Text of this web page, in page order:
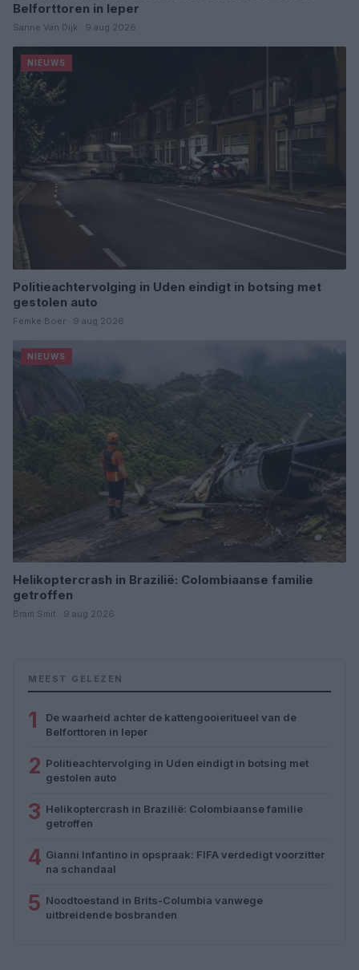
Belforttoren in Ieper
Sanne Van Dijk · 9 aug 2026
NIEUWS
Politieachtervolging in Uden eindigt in botsing met
gestolen auto
Femke Boer · 9 aug 2026
NIEUWS
Helikoptercrash in Brazilië: Colombiaanse familie
getroffen
Bram Smit · 9 aug 2026
MEEST GELEZEN
1
De waarheid achter de kattengooieritueel van de
Belforttoren in Ieper
2 Politieachtervolging in Uden eindigt in botsing met
gestolen auto
3 Helikoptercrash in Brazilië: Colombiaanse familie
getroffen
4 Gianni Infantino in opspraak: FIFA verdedigt voorzitter
na schandaal
5 Noodtoestand in Brits-Columbia vanwege
uitbreidende bosbranden